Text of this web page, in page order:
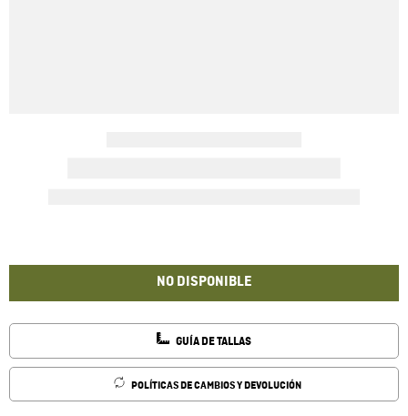
NO DISPONIBLE
GUÍA DE TALLAS
POLÍTICAS DE CAMBIOS Y DEVOLUCIÓN